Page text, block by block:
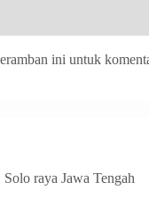
ini untuk
raya Jawa Tengah